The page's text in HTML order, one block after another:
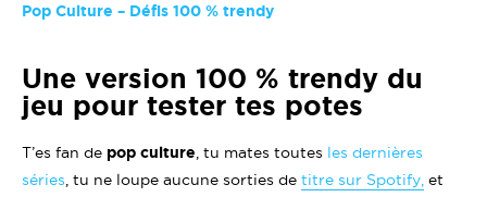
Pop Culture – Défis 100 % trendy
Une version 100 % trendy du
jeu pour tester tes potes
T’es fan de pop culture , tu mates toutes les dernières
séries , tu ne loupe aucune sorties de titre sur Spotify, et